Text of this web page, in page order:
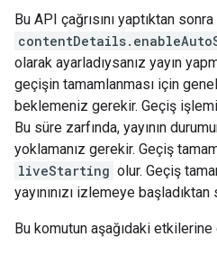
Bu API çağrısını yaptıktan
olarak ayarladıysanız yayın
geçişin tamamlanması için
beklemeniz gerekir. Geçiş
Bu süre zarfında, yayının
yoklamanız gerekir. Geçiş
liveStarting olur. Geçiş
yayınınızı izlemeye
Bu komutun aşağıdaki